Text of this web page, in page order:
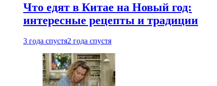
Что едят в Китае на Новый год:
интересные рецепты и традиции
3 года спустя2 года спустя